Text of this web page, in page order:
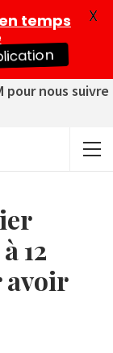
pour nous suivre
12
avoir
temps
X